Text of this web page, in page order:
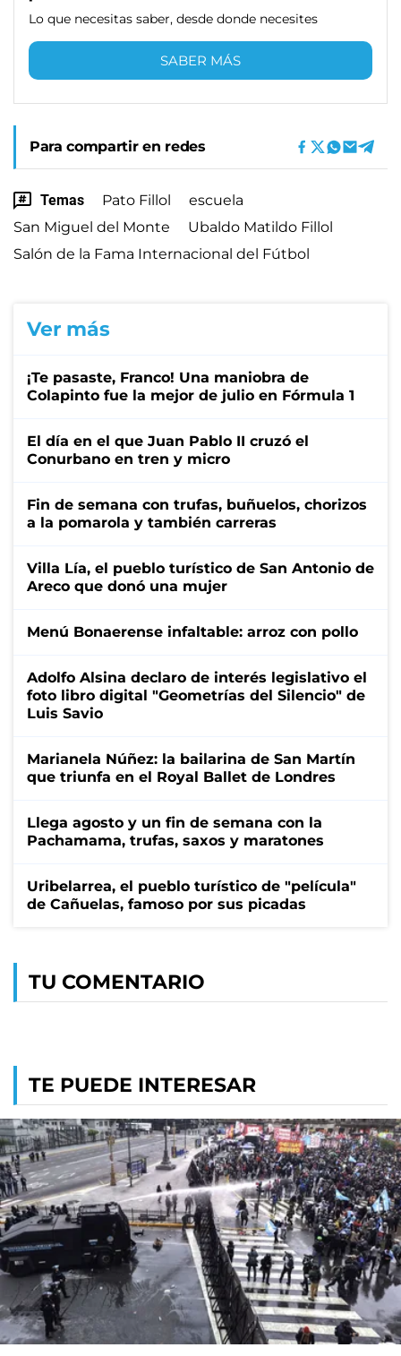
Lo que necesitas saber, desde donde necesites
SABER MÁS
Para compartir en redes
Temas Pato Fillol
escuela
San Miguel del Monte
Ubaldo Matildo Fillol
Salón de la Fama Internacional del Fútbol
Ver más
¡Te pasaste, Franco! Una maniobra de
Colapinto fue la mejor de julio en Fórmula 1
El día en el que Juan Pablo II cruzó el
Conurbano en tren y micro
Fin de semana con trufas, buñuelos, chorizos
a la pomarola y también carreras
Villa Lía, el pueblo turístico de San Antonio de
Areco que donó una mujer
Menú Bonaerense infaltable: arroz con pollo
Adolfo Alsina declaro de interés legislativo el
foto libro digital "Geometrías del Silencio" de
Luis Savio
Marianela Núñez: la bailarina de San Martín
que triunfa en el Royal Ballet de Londres
Llega agosto y un fin de semana con la
Pachamama, trufas, saxos y maratones
Uribelarrea, el pueblo turístico de "película"
de Cañuelas, famoso por sus picadas
TU COMENTARIO
TE PUEDE INTERESAR